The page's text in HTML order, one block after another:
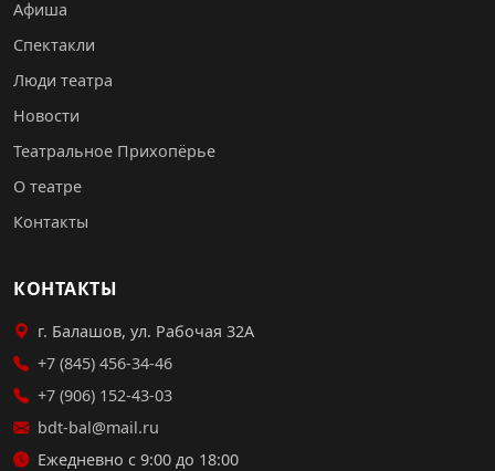
Афиша
Спектакли
Люди театра
Новости
Театральное Прихопёрье
О театре
Контакты
КОНТАКТЫ
г. Балашов, ул. Рабочая 32А
+7 (845) 456-34-46
+7 (906) 152-43-03
bdt-bal@mail.ru
Ежедневно с 9:00 до 18:00